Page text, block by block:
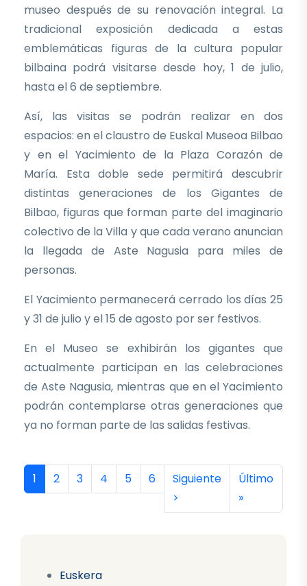
Euskera
museo después de su renovación integral. La
tradicional exposición dedicada a estas
emblemáticas figuras de la cultura popular
bilbaina podrá visitarse desde hoy, 1 de julio,
hasta el 6 de septiembre.
Así, las visitas se podrán realizar en dos
espacios: en el claustro de Euskal Museoa Bilbao
y en el Yacimiento de la Plaza Corazón de
María. Esta doble sede permitirá descubrir
distintas generaciones de los Gigantes de
Bilbao, figuras que forman parte del imaginario
colectivo de la Villa y que cada verano anuncian
la llegada de Aste Nagusia para miles de
personas.
El Yacimiento permanecerá cerrado los días 25
y 31 de julio y el 15 de agosto por ser festivos.
En el Museo se exhibirán los gigantes que
actualmente participan en las celebraciones
de Aste Nagusia, mientras que en el Yacimiento
podrán contemplarse otras generaciones que
ya no forman parte de las salidas festivas.
Paginación
Página actual
1 Página
2 Página
3 Página
4 Página
5 Página
6 Siguiente página
Siguiente
>
Última
Último
»